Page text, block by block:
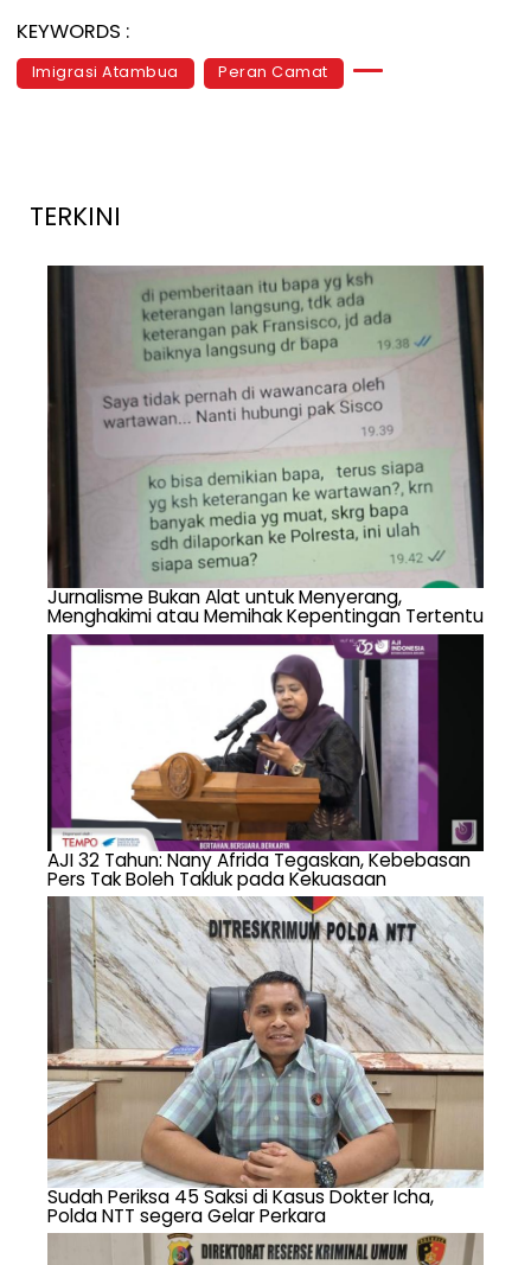
KEYWORDS :
Imigrasi Atambua Peran Camat
TERKINI
Jurnalisme Bukan Alat untuk Menyerang,
Menghakimi atau Memihak Kepentingan Tertentu
AJI 32 Tahun: Nany Afrida Tegaskan, Kebebasan
Pers Tak Boleh Takluk pada Kekuasaan
Sudah Periksa 45 Saksi di Kasus Dokter Icha,
Polda NTT segera Gelar Perkara